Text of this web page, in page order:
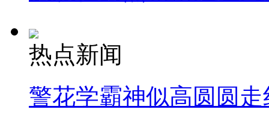
热点新闻
警花学霸神似高圆圆走